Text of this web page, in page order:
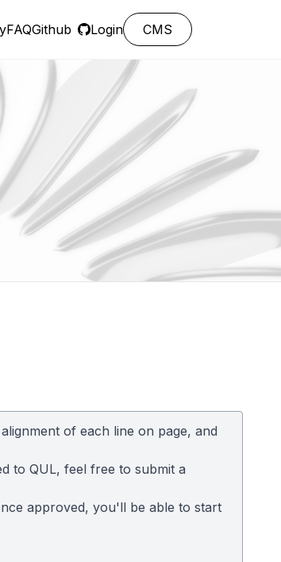
FAQGithub Login CMS
of each line on page, and
to QUL, feel free to submit a
approved, you'll be able to start